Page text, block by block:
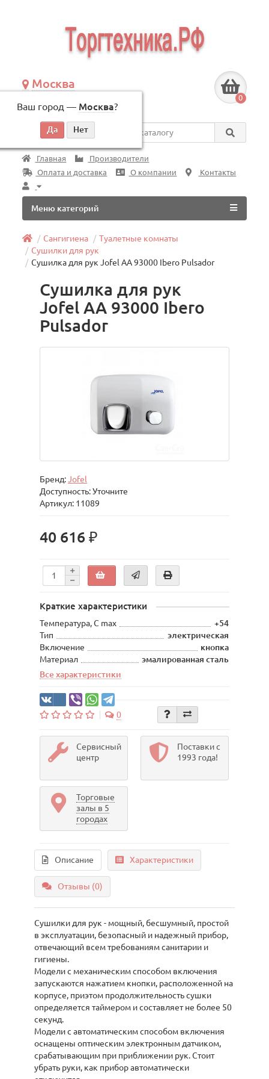
Москва
Ваш город — Москва?
по будням, с 09:00 до 18:00
0
Везде
Главная
Производители
Оплата и доставка
О компании Контакты
Меню категорий
Сангигиена
Туалетные комнаты
Сушилки для рук
Сушилка для рук Jofel АА 93000 Ibero Pulsador
Сушилка для рук
Jofel АА 93000 Ibero
Pulsador
Бренд:Jofel
Доступность: Уточните
Артикул: 11089
40 616 ₽
Краткие характеристики
Температура, С max
+54
Тип
электрическая
Включение
кнопка
Материал
эмалированная сталь
Все характеристики
0
Сервисный
центр
Поставки с
1993 года!
Торговые
залы в 5
городах
Описание Характеристики
Отзывы (0)
Сушилки для рук - мощный, бесшумный, простой
в эксплуатации, безопасный и надежный прибор,
отвечающий всем требованиям санитарии и
гигиены.
Модели с механическим способом включения
запускаются нажатием кнопки, расположенной на
корпусе, приэтом продолжительность сушки
определяется таймером и составляет не более 50
секунд.
Модели с автоматическим способом включения
оснащены оптическим электронным датчиком,
срабатывающим при приближении рук. Стоит
убрать руки, как прибор автоматически